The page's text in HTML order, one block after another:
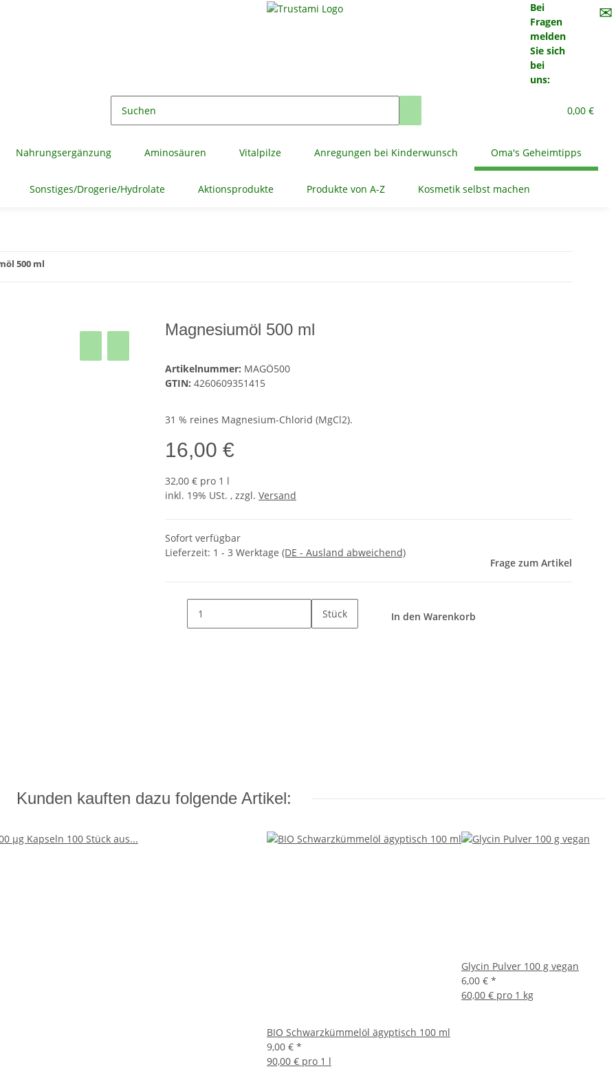
Bei
Fragen
melden
Sie sich
bei
uns:
✉
0,00 €
Nahrungsergänzung Aminosäuren Vitalpilze Anregungen bei Kinderwunsch Oma's Geheimtipps
Sonstiges/Drogerie/Hydrolate Aktionsprodukte Produkte von A-Z Kosmetik selbst machen
500 ml
Magnesiumöl 500 ml
Artikelnummer: MAGÖ500
GTIN: 4260609351415
31 % reines Magnesium-Chlorid (MgCl2).
16,00 €
32,00 € pro 1 l
inkl. 19% USt. , zzgl. Versand
Sofort verfügbar
Lieferzeit: 1 - 3 Werktage (DE - Ausland abweichend)
Frage zum Artikel
Stück In den Warenkorb
Kunden kauften dazu folgende Artikel:
BIO Schwarzkümmelöl ägyptisch 100 ml
9,00 € *
90,00 € pro 1 l
Glycin Pulver 100 g vegan
6,00 € *
60,00 € pro 1 kg